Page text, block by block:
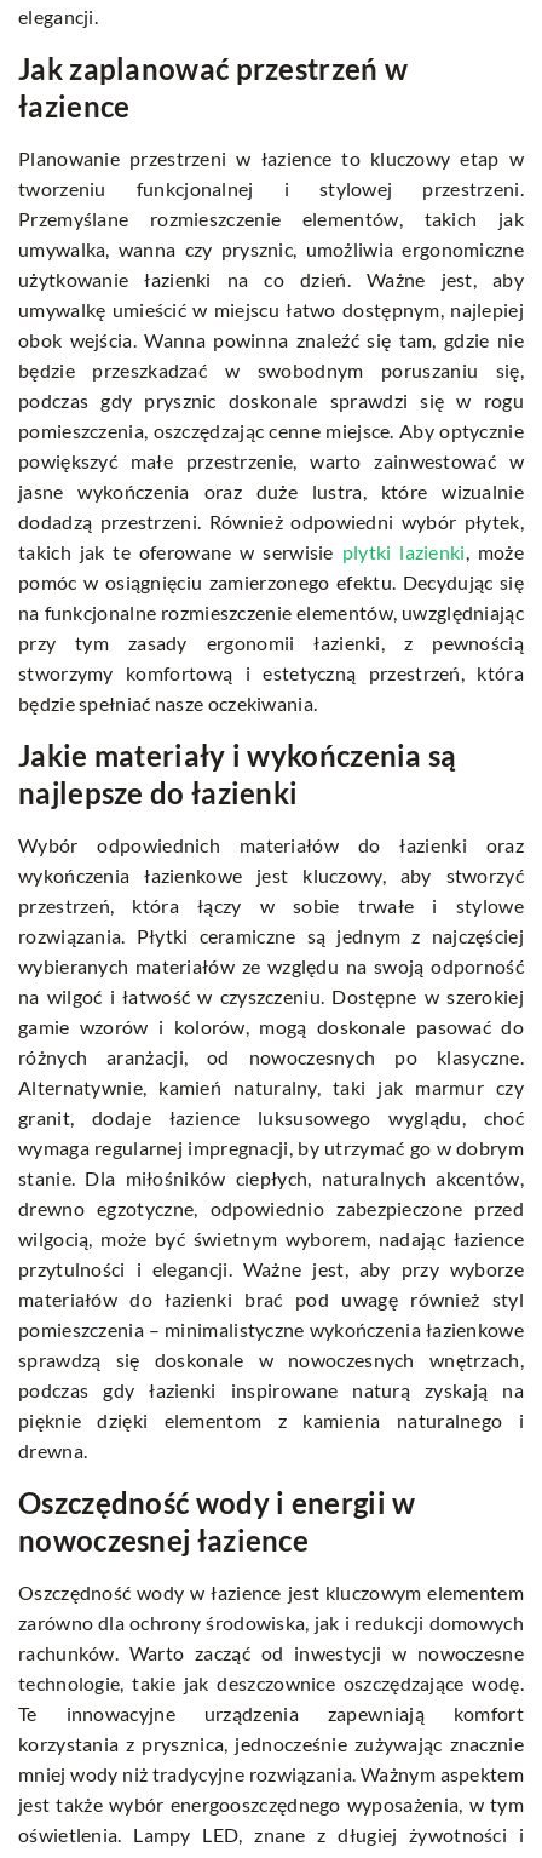
elegancji.
Jak zaplanować przestrzeń w
łazience
Planowanie przestrzeni w łazience to kluczowy etap w
tworzeniu funkcjonalnej i stylowej przestrzeni.
Przemyślane rozmieszczenie elementów, takich jak
umywalka, wanna czy prysznic, umożliwia ergonomiczne
użytkowanie łazienki na co dzień. Ważne jest, aby
umywalkę umieścić w miejscu łatwo dostępnym, najlepiej
obok wejścia. Wanna powinna znaleźć się tam, gdzie nie
będzie przeszkadzać w swobodnym poruszaniu się,
podczas gdy prysznic doskonale sprawdzi się w rogu
pomieszczenia, oszczędzając cenne miejsce. Aby optycznie
powiększyć małe przestrzenie, warto zainwestować w
jasne wykończenia oraz duże lustra, które wizualnie
dodadzą przestrzeni. Również odpowiedni wybór płytek,
takich jak te oferowane w serwisie plytki lazienki, może
pomóc w osiągnięciu zamierzonego efektu. Decydując się
na funkcjonalne rozmieszczenie elementów, uwzględniając
przy tym zasady ergonomii łazienki, z pewnością
stworzymy komfortową i estetyczną przestrzeń, która
będzie spełniać nasze oczekiwania.
Jakie materiały i wykończenia są
najlepsze do łazienki
Wybór odpowiednich materiałów do łazienki oraz
wykończenia łazienkowe jest kluczowy, aby stworzyć
przestrzeń, która łączy w sobie trwałe i stylowe
rozwiązania. Płytki ceramiczne są jednym z najczęściej
wybieranych materiałów ze względu na swoją odporność
na wilgoć i łatwość w czyszczeniu. Dostępne w szerokiej
gamie wzorów i kolorów, mogą doskonale pasować do
różnych aranżacji, od nowoczesnych po klasyczne.
Alternatywnie, kamień naturalny, taki jak marmur czy
granit, dodaje łazience luksusowego wyglądu, choć
wymaga regularnej impregnacji, by utrzymać go w dobrym
stanie. Dla miłośników ciepłych, naturalnych akcentów,
drewno egzotyczne, odpowiednio zabezpieczone przed
wilgocią, może być świetnym wyborem, nadając łazience
przytulności i elegancji. Ważne jest, aby przy wyborze
materiałów do łazienki brać pod uwagę również styl
pomieszczenia – minimalistyczne wykończenia łazienkowe
sprawdzą się doskonale w nowoczesnych wnętrzach,
podczas gdy łazienki inspirowane naturą zyskają na
pięknie dzięki elementom z kamienia naturalnego i
drewna.
Oszczędność wody i energii w
nowoczesnej łazience
Oszczędność wody w łazience jest kluczowym elementem
zarówno dla ochrony środowiska, jak i redukcji domowych
rachunków. Warto zacząć od inwestycji w nowoczesne
technologie, takie jak deszczownice oszczędzające wodę.
Te innowacyjne urządzenia zapewniają komfort
korzystania z prysznica, jednocześnie zużywając znacznie
mniej wody niż tradycyjne rozwiązania. Ważnym aspektem
jest także wybór energooszczędnego wyposażenia, w tym
oświetlenia. Lampy LED, znane z długiej żywotności i